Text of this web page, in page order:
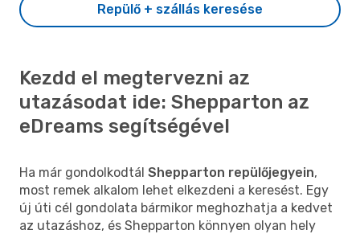
Repülő + szállás keresése
Kezdd el megtervezni az
utazásodat ide: Shepparton az
eDreams segítségével
Ha már gondolkodtál Shepparton repülőjegyein,
most remek alkalom lehet elkezdeni a keresést. Egy
új úti cél gondolata bármikor meghozhatja a kedvet
az utazáshoz, és Shepparton könnyen olyan hely